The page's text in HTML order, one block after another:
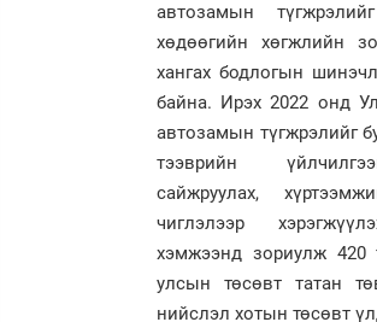
автозамын
хөдөөгийн хөгжлийн
хангах бодлогын
байна. Ирэх 2022 онд
автозамын түгжрэлийг
тээврийн
сайжруулах,
чиглэлээр
хэмжээнд зориулж 420
улсын төсөвт татан
нийслэл хотын төсөвт